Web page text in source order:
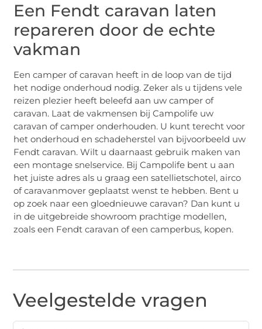
Een Fendt caravan laten
repareren door de echte
vakman
Een camper of caravan heeft in de loop van de tijd
het nodige onderhoud nodig. Zeker als u tijdens vele
reizen plezier heeft beleefd aan uw camper of
caravan. Laat de vakmensen bij Campolife uw
caravan of camper onderhouden. U kunt terecht voor
het onderhoud en schadeherstel van bijvoorbeeld uw
Fendt caravan. Wilt u daarnaast gebruik maken van
een montage snelservice. Bij Campolife bent u aan
het juiste adres als u graag een satellietschotel, airco
of caravanmover geplaatst wenst te hebben. Bent u
op zoek naar een gloednieuwe caravan? Dan kunt u
in de uitgebreide showroom prachtige modellen,
zoals een Fendt caravan of een camperbus, kopen.
Veelgestelde vragen